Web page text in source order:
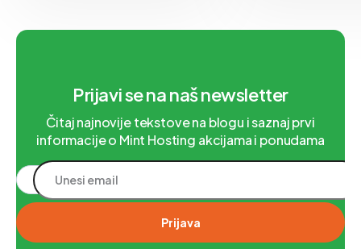
kategorije 3xx predstavljaju
jasno definisanim
Prijavi se na naš newsletter
Čitaj najnovije tekstove na blogu i saznaj prvi
informacije o Mint Hosting akcijama i ponudama
Prijava